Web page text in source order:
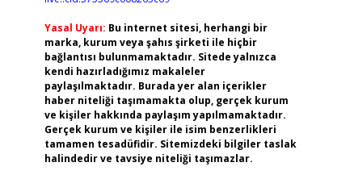
Yasal Uyarı: Bu internet sitesi, herhangi bir
marka, kurum veya şahıs şirketi ile hiçbir
bağlantısı bulunmamaktadır. Sitede yalnızca
kendi hazırladığımız makaleler
paylaşılmaktadır. Burada yer alan içerikler
haber niteliği taşımamakta olup, gerçek kurum
ve kişiler hakkında paylaşım yapılmamaktadır.
Gerçek kurum ve kişiler ile isim benzerlikleri
tamamen tesadüfidir. Sitemizdeki bilgiler taslak
halindedir ve tavsiye niteliği taşımazlar.